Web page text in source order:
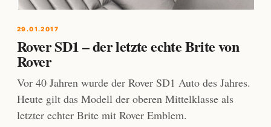
29.01.2017
Rover SD1 – der letzte echte Brite von
Rover
Vor 40 Jahren wurde der Rover SD1 Auto des Jahres.
Heute gilt das Modell der oberen Mittelklasse als
letzter echter Brite mit Rover Emblem.